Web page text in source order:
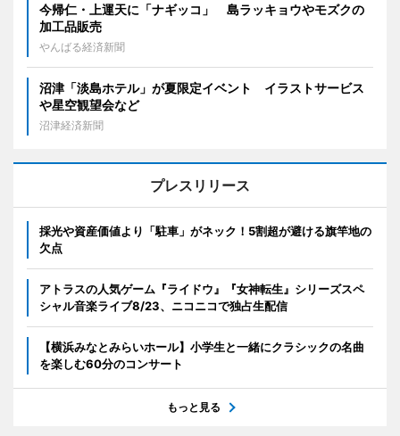
今帰仁・上運天に「ナギッコ」 島ラッキョウやモズクの
加工品販売
やんばる経済新聞
沼津「淡島ホテル」が夏限定イベント イラストサービス
や星空観望会など
沼津経済新聞
プレスリリース
採光や資産価値より「駐車」がネック！5割超が避ける旗竿地の
欠点
アトラスの人気ゲーム『ライドウ』『女神転生』シリーズスペ
シャル音楽ライブ8/23、ニコニコで独占生配信
【横浜みなとみらいホール】小学生と一緒にクラシックの名曲
を楽しむ60分のコンサート
もっと見る